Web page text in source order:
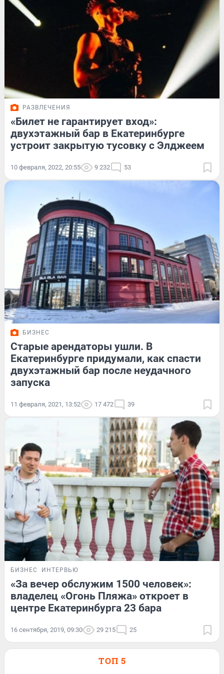
РАЗВЛЕЧЕНИЯ
«Билет не гарантирует вход»:
двухэтажный бар в Екатеринбурге
устроит закрытую тусовку с Элджеем
10 февраля, 2022, 20:55 9 232 53
БИЗНЕС
Старые арендаторы ушли. В
Екатеринбурге придумали, как спасти
двухэтажный бар после неудачного
запуска
11 февраля, 2021, 13:52 17 472 39
БИЗНЕС ИНТЕРВЬЮ
«За вечер обслужим 1500 человек»:
владелец «Огонь Пляжа» откроет в
центре Екатеринбурга 23 бара
16 сентября, 2019, 09:30 29 215 25
ТОП 5